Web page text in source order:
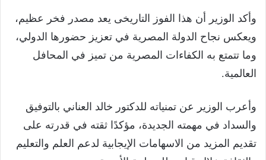
وأكد الوزير أن هذا الفوز التاريخى يعد مصدر فخر عظيم،
ويعكس نجاح الدولة المصرية في تعزيز حضورها الدولي،
وما تتمتع به الكفاءات المصرية من تميز في المحافل
العالمية.
وأعرب الوزير عن تمنياته للدكتور خالد العناني بالتوفيق
والسداد في مهمته الجديدة، مؤكدًا ثقته في قدرته على
تقديم المزيد من الاسهامات الإيجابية لدعم العلم والتعليم